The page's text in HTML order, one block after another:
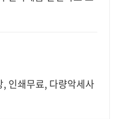
인쇄무료, 다량악세사